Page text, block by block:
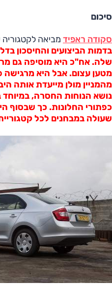
סיכום
סקודה ראפיד מביאה
בדמות הביצועים והחיסכון
שלה. אח"כ היא מוסיפה גם
מטען עצום. אבל היא
מהמניין מולן מייעדת אותה
נושא הנוחות החסרה, במיוחד
כפתורי החלונות. כך שבסוף
שעולה במבחנים לכל